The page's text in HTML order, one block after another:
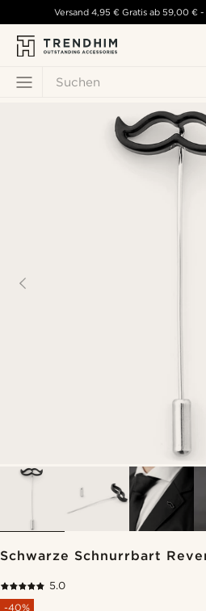
Suchen
Versand 4,95 € Gratis ab 59,00 € -
Schwarze Schnurrbart
5.0
-40%